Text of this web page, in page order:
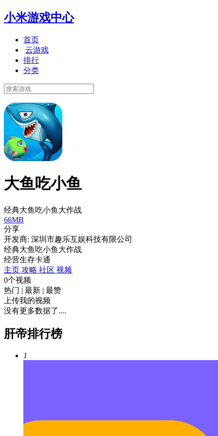
小米游戏中心
首页
云游戏
排行
分类
大鱼吃小鱼
经典大鱼吃小鱼大作战
66MB
分享
开发商: 深圳市趣乐互娱科技有限公司
经典大鱼吃小鱼大作战
经营生存卡通
主页 攻略 社区 视频
0个视频
热门 | 最新 | 最赞
上传我的视频
没有更多数据了....
肝帝排行榜
1